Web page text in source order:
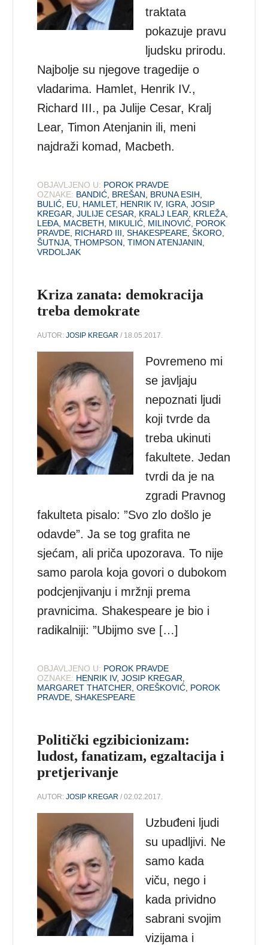
traktata
pokazuje pravu
ljudsku prirodu.
Najbolje su njegove tragedije o
vladarima. Hamlet, Henrik IV.,
Richard III., pa Julije Cesar, Kralj
Lear, Timon Atenjanin ili, meni
najdraži komad, Macbeth.
OBJAVLJENO U: POROK PRAVDE
OZNAKE: BANDIĆ BREŠAN BRUNA ESIH
BULIĆ EU HAMLET, HENRIK IV, IGRA ,JOSIP
KREGAR ,JULIJE CESAR KRALJ LEAR KRLEŽA
LEĐA MACBETH MIKULIĆ MILINOVIĆ POROK
PRAVDE RICHARD III ,SHAKESPEARE ,ŠKORO
ŠUTNJA ,THOMPSON ,TIMON ATENJANIN
VRDOLJAK
Kriza zanata: demokracija
treba demokrate
AUTOR:JOSIP KREGAR / 18.05.2017.
Povremeno mi
se javljaju
nepoznati ljudi
koji tvrde da
treba ukinuti
fakultete. Jedan
tvrdi da je na
zgradi Pravnog
fakulteta pisalo: ”Svo zlo došlo je
odavde”. Ja se tog grafita ne
sjećam, ali priča upozorava. To nije
samo parola koja govori o dubokom
podcjenjivanju i mržnji prema
pravnicima. Shakespeare je bio i
radikalniji: ”Ubijmo sve […]
OBJAVLJENO U: POROK PRAVDE
OZNAKE: HENRIK IV,JOSIP KREGAR
MARGARET THATCHER ,OREŠKOVIĆ POROK
PRAVDE ,SHAKESPEARE
Politički egzibicionizam:
ludost, fanatizam, egzaltacija i
pretjerivanje
AUTOR:JOSIP KREGAR / 02.02.2017.
Uzbuđeni ljudi
su upadljivi. Ne
samo kada
viču, nego i
kada prividno
sabrani svojim
vizijama i